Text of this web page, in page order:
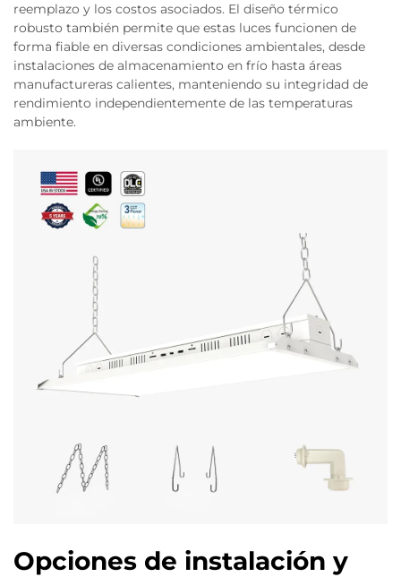
reemplazo y los costos asociados. El diseño térmico
robusto también permite que estas luces funcionen de
forma fiable en diversas condiciones ambientales, desde
instalaciones de almacenamiento en frío hasta áreas
manufactureras calientes, manteniendo su integridad de
rendimiento independientemente de las temperaturas
ambiente.
Opciones de instalación y